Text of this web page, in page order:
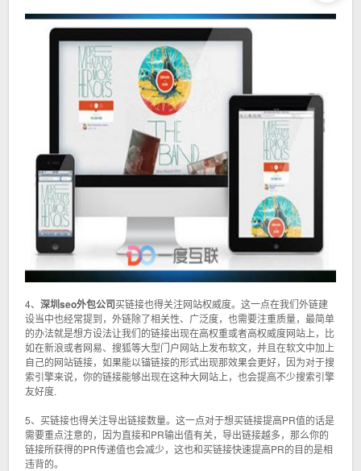
4、 深圳seo外包公司买链接也得关注网站权威度。这一点在我们外链建
设当中也经常提到，外链除了相关性、广泛度，也需要注重质量，最简单
的办法就是想方设法让我们的链接出现在高权重或者高权威度网站上，比
如在新浪或者网易、搜狐等大型门户网站上发布软文，并且在软文中加上
自己的网站链接，如果能以锚链接的形式出现那效果会更好，因为对于搜
索引擎来说，你的链接能够出现在这种大网站上，也会提高不少搜索引擎
友好度.
5、买链接也得关注导出链接数量。这一点对于想买链接提高PR值的话是
需要重点注意的，因为直接和PR输出值有关，导出链接越多，那么你的
链接所获得的PR传递值也会减少，这也和买链接快速提高PR的目的是相
违背的。